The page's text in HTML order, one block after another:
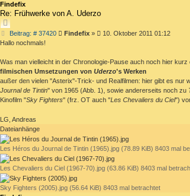
Findefix
Re: Frühwerke von A. Uderzo
Beitrag: # 37420BeitragFindefix»
10. Oktober 2011 01:12
Hallo nochmals!
Was man vielleicht in der Chronologie-Pause auch noch hier
filmischen Umsetzungen von Uderzo's Werken
außer den vielen "Asterix"-Trick- und Realfilmen: hier gibt es nur
Journal de Tintin" von 1965 (Abb. 1), sowie andererseits noch zu
Kinofilm "Sky Fighters" (frz. OT auch "Les Chevaliers du Ciel")
LG, Andreas
Dateianhänge
Les Héros du Journal de Tintin (1965).jpg (78.89 KiB) 8403 mal
Les Chevaliers du Ciel (1967-70).jpg (63.86 KiB) 8403 mal
Sky Fighters (2005).jpg (56.64 KiB) 8403 mal betrachtet